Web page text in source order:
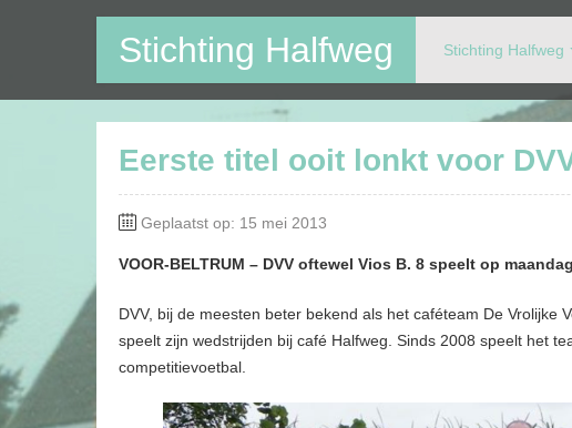
Stichting Halfweg Stichting Halfweg
Op deze website kunt u alle activiteiten in en rondom Voor-Beltrum
Eerste titel ooit lonkt voor
Geplaatst op: 15 mei 2013
VOOR-BELTRUM – DVV oftewel Vios B. 8 speelt op
DVV, bij de meesten beter bekend als het caféteam De Vrolijke
speelt zijn wedstrijden bij café Halfweg. Sinds 2008 speelt het
competitievoetbal.